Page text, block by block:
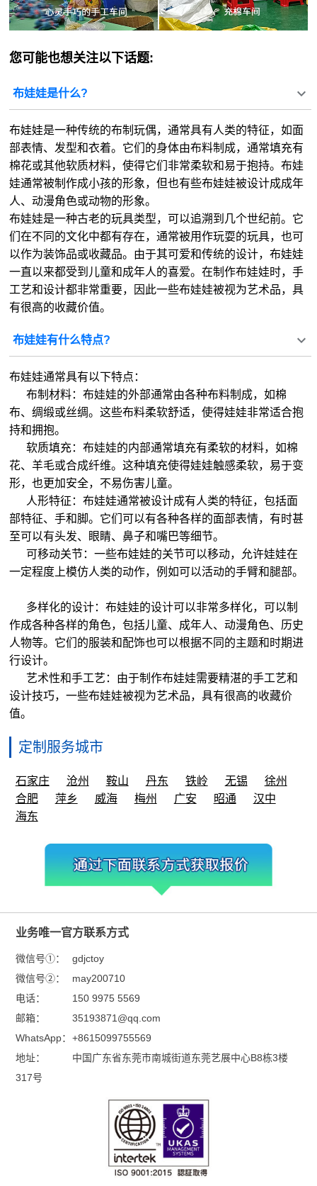
您可能也想关注以下话题:
布娃娃是什么?
布娃娃是一种传统的布制玩偶，通常具有人类的特征，如面
部表情、发型和衣着。它们的身体由布料制成，通常填充有
棉花或其他软质材料，使得它们非常柔软和易于抱持。布娃
娃通常被制作成小孩的形象，但也有些布娃娃被设计成成年
人、动漫角色或动物的形象。
布娃娃是一种古老的玩具类型，可以追溯到几个世纪前。它
们在不同的文化中都有存在，通常被用作玩耍的玩具，也可
以作为装饰品或收藏品。由于其可爱和传统的设计，布娃娃
一直以来都受到儿童和成年人的喜爱。在制作布娃娃时，手
工艺和设计都非常重要，因此一些布娃娃被视为艺术品，具
有很高的收藏价值。
布娃娃有什么特点?
布娃娃通常具有以下特点：
布制材料：布娃娃的外部通常由各种布料制成，如棉
布、绸缎或丝绸。这些布料柔软舒适，使得娃娃非常适合抱
持和拥抱。
软质填充：布娃娃的内部通常填充有柔软的材料，如棉
花、羊毛或合成纤维。这种填充使得娃娃触感柔软，易于变
形，也更加安全，不易伤害儿童。
人形特征：布娃娃通常被设计成有人类的特征，包括面
部特征、手和脚。它们可以有各种各样的面部表情，有时甚
至可以有头发、眼睛、鼻子和嘴巴等细节。
可移动关节：一些布娃娃的关节可以移动，允许娃娃在
一定程度上模仿人类的动作，例如可以活动的手臂和腿部。
多样化的设计：布娃娃的设计可以非常多样化，可以制
作成各种各样的角色，包括儿童、成年人、动漫角色、历史
人物等。它们的服装和配饰也可以根据不同的主题和时期进
行设计。
艺术性和手工艺：由于制作布娃娃需要精湛的手工艺和
设计技巧，一些布娃娃被视为艺术品，具有很高的收藏价
值。
定制服务城市
石家庄 沧州 鞍山 丹东 铁岭 无锡
徐州
合肥
萍乡 威海 梅州 广安 昭通
汉中
海东
业务唯一官方联系方式
微信号①：
gdjctoy
微信号②：
may200710
电话：
150 9975 5569
邮箱：
35193871@qq.com
WhatsApp： +8615099755569
地址：
中国广东省东莞市南城街道东莞艺展中心B8栋3楼
317号